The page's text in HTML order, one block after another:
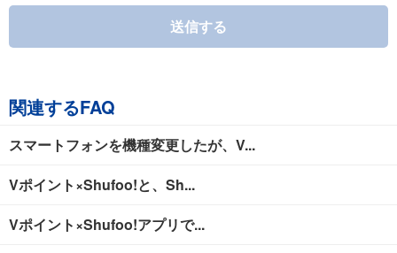
送信する
関連するFAQ
スマートフォンを機種変更したが、V...
Vポイント×Shufoo!と、Sh...
Vポイント×Shufoo!アプリで...